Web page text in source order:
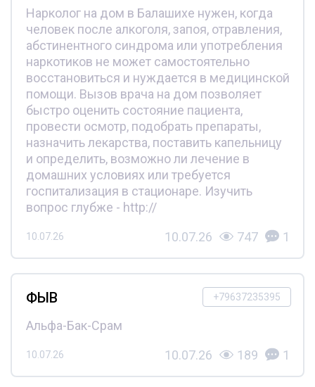
Нарколог на дом в Балашихе нужен, когда
человек после алкоголя, запоя, отравления,
абстинентного синдрома или употребления
наркотиков не может самостоятельно
восстановиться и нуждается в медицинской
помощи. Вызов врача на дом позволяет
быстро оценить состояние пациента,
провести осмотр, подобрать препараты,
назначить лекарства, поставить капельницу
и определить, возможно ли лечение в
домашних условиях или требуется
госпитализация в стационаре. Изучить
вопрос глубже - http://
10.07.26 10.07.26 747 1
+79637235395
ФЫВ
Альфа-Бак-Срам
10.07.26 10.07.26 189 1